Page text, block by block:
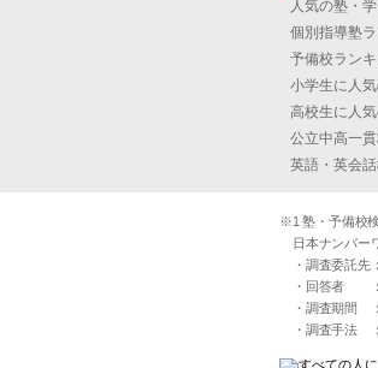
人気の塾・
個別指導塾
予備校ラン
小学生に人
高校生に人
公立中高一
英語・英会
※1 塾・予備校
日本ナンバー
・調査委託先
・回答者 ：
・調査期間
・調査手法